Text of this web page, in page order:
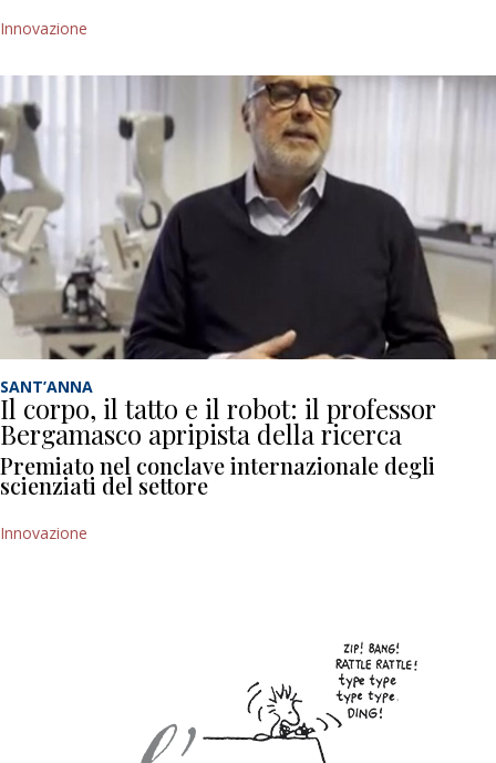
Innovazione
SANT’ANNA
Il corpo, il tatto e il robot: il professor
Bergamasco apripista della ricerca
Premiato nel conclave internazionale degli
scienziati del settore
Innovazione